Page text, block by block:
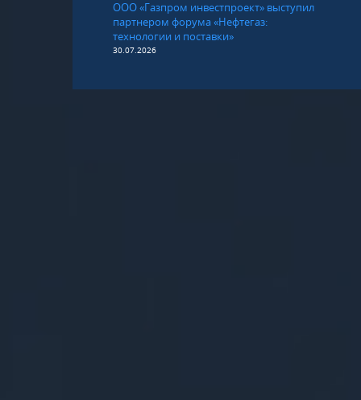
ООО «Газпром инвестпроект» выступил
партнером форума «Нефтегаз:
технологии и поставки»
30.07.2026